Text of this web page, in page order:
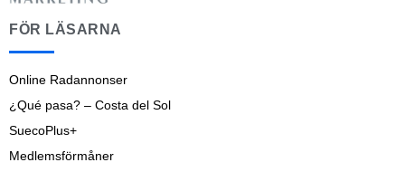
FÖR LÄSARNA
Online Radannonser
¿Qué pasa? – Costa del Sol
SuecoPlus+
Medlemsförmåner